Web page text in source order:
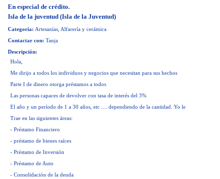
En especial de crédito.
Isla de la juventud (Isla de la Juventud)
Categoría: Artesanías, Alfarería y cerámica
Contactar con: Tanja
Descripción:
Hola,
Me dirijo a todos los individuos y negocios que necesitan para sus hechos
Parte I de dinero otorga préstamos a todos
Las personas capaces de devolver con tasa de interés del 3%
El año y un período de 1 a 30 años, etc .... dependiendo de la cantidad. Yo le
Trae en las siguientes áreas:
- Préstamo Financiero
- préstamo de bienes raíces
- Préstamo de Inversión
- Préstamo de Auto
- Consolidación de la deuda